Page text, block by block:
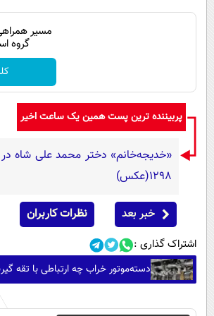
مسیر
گروه
پربیننده ترین پست همین یک ساعت اخیر
«خدیجه‌خانم» دختر محمد علی شاه
1298(عکس)
خبر بعد نظرات کاربران
اشتراک گذاری :
دسته‌موتور خراب چه ارتباطی با تقه